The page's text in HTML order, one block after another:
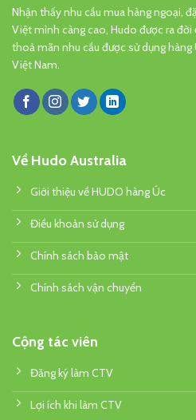
Nhận thấy nhu cầu mua hàng ngoại,
Việt mình càng cao, Hudo được ra
thoả mãn nhu cầu được sử dụng
Việt Nam.
Về Hudo Australia
Giới thiệu về HUDO hàng Úc
Điều khoản sử dụng
Chính sách bảo mật
Chính sách vận chuyển
Cộng tác viên
Đăng ký làm CTV
Lợi ích khi làm CTV